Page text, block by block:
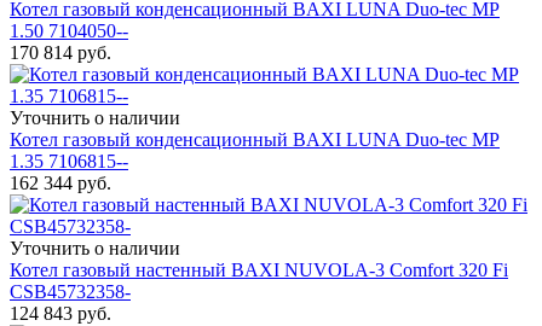
Котел газовый конденсационный BAXI LUNA Duo-tec MP
1.50 7104050--
170 814 руб.
Уточнить о наличии
Котел газовый конденсационный BAXI LUNA Duo-tec MP
1.35 7106815--
162 344 руб.
Уточнить о наличии
Котел газовый настенный BAXI NUVOLA-3 Comfort 320 Fi
CSB45732358-
124 843 руб.